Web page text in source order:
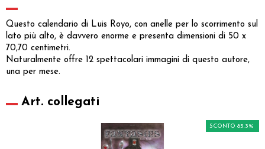
Questo calendario di Luis Royo, con anelle per lo scorrimento sul
lato più alto, è davvero enorme e presenta dimensioni di 50 x
70,70 centimetri.
Naturalmente offre 12 spettacolari immagini di questo autore,
una per mese.
Art. collegati
SCONTO 85.3%